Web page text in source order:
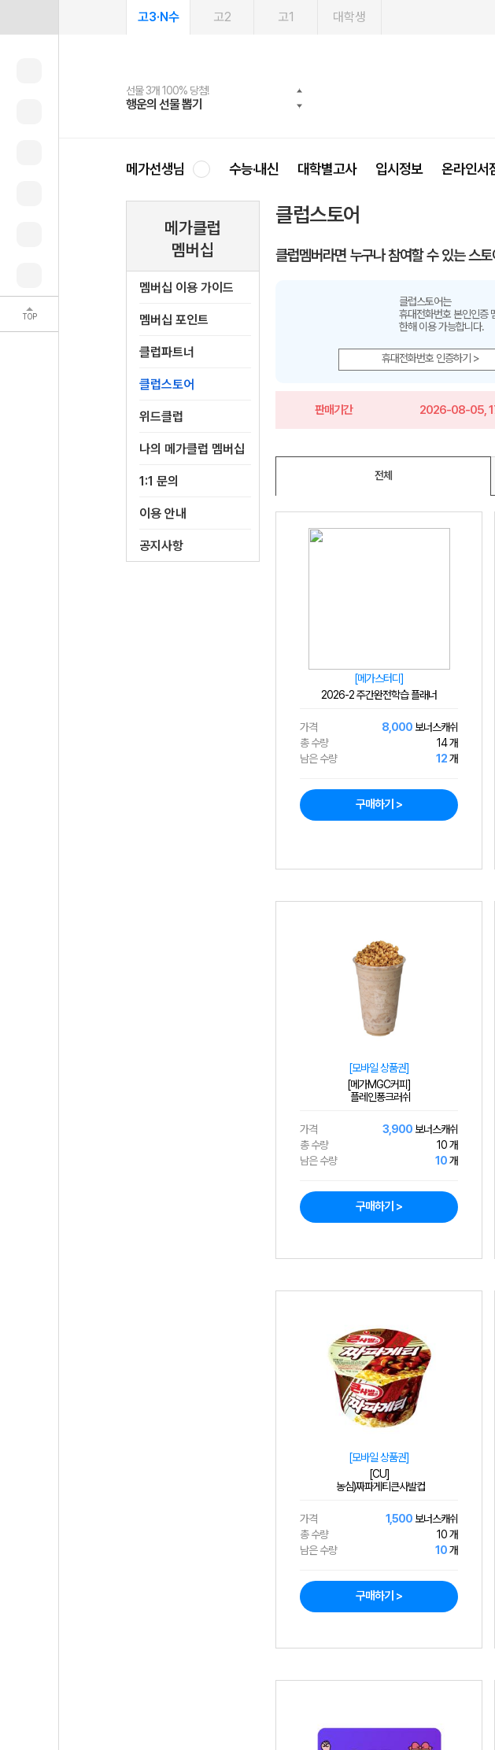
TOP
고3·N수 고2 고1 대학생
선물 3개 100% 당첨!
행운의 선물 뽑기
선물 100% 증정!
메가스터디 X 올리브
여름방학 스터디 캐시백
메가런 썸머스쿨
2027 러셀 단과
강사 공개선발
스마트러닝앱
설문 EVENT
메가패스
3일 무료 체험권
메가패스 수강생 무료혜택!
메가클럽 멤버십
사회공헌 캠페인
희망이룸 메가나눔
메가선생님 수능·내신 대학별고사 입시정보 온라인서
메가클럽
멤버십
멤버십 이용 가이드
멤버십 포인트
클럽파트너
클럽스토어
위드클럽
나의 메가클럽 멤버십
1:1 문의
이용 안내
공지사항
클럽스토어
클럽멤버라면 누구나 참여할 수 있는 스
클럽스토어는
휴대전화번호 본인인증
한해 이용 가능합니다.
휴대전화번호 인증하기 >
판매기간 2026-08-05,
전체
[메가스터디]
2026-2 주간완전학습 플래너
가격 8,000 보너스캐쉬
총 수량
14 개
남은 수량
12개
구매하기 >
[모바일 상품권]
[메가MGC커피]
플레인퐁크러쉬
가격 3,900 보너스캐쉬
총 수량
10 개
남은 수량
10개
구매하기 >
[모바일 상품권]
[CU]
농심)짜파게티큰사발컵
가격 1,500 보너스캐쉬
총 수량
10 개
남은 수량
10개
구매하기 >